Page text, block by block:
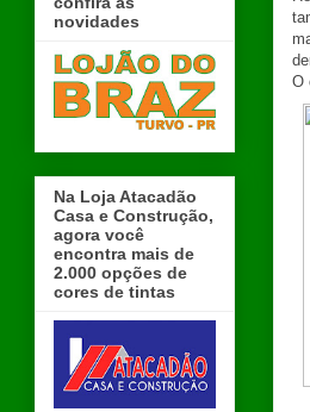
O
novidades
Na Loja Atacadão
Casa e Construção,
agora você
encontra mais de
2.000 opções de
cores de tintas